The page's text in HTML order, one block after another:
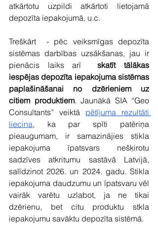
atkārtotu uzpildi atkārtoti lietojamā
depozīta iepakojumā, u.c.
Treškārt  - pēc veiksmīgas depozīta
sistēmas darbības uzsākšanas, jau ir
pienācis laiks arī skatīt tālākas
iespējas depozīta iepakojuma sistēmas
paplašināšanai no dzērieniem uz
citiem produktiem. Jaunākā SIA “Geo
Consultants” veiktā pētījuma rezultāti
liecina, ka par spīti patēriņa
pieaugumam, ir samazinājies stikla
iepakojuma īpatsvars nešķirotu
sadzīves atkritumu sastāvā Latvijā,
salīdzinot 2026. un 2024. gadu. Stikla
iepakojuma daudzumu un īpatsvaru vēl
vairāk varētu uzlabot, ja ne tikai
dzērienu, bet citu produktu stkla
iepakojumu savāktu depozīta sistēmā.